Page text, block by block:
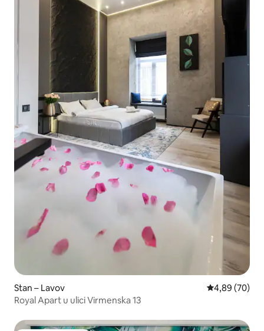
Stan – Lavov Prosječna
4,89 (70)
Royal Apart u ulici Virmenska 13